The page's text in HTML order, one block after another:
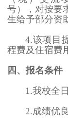
号），对按要
生给予部分资
4.该项目
程费及住宿费
四 、报名条件
1.我校全
2.成绩优良